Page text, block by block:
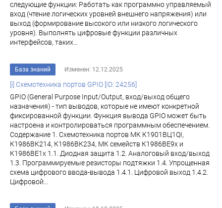
следующие функции: Работать как программно управляемый
вход (чтение логических уровней внешнего напряжения) или
выход (формирование высокого или низкого логического
уровня). Выполнять цифровые функции различных
интерфейсов, таких...
База знаний Изменен: 12.12.2025
[i] Схемотехника портов GPIO [ID: 24256]
GPIO (General Purpose Input/Output, вход/выход общего
назначения) - тип выводов, которые не имеют конкретной
фиксированной функции. Функция вывода GPIO может быть
настроена и контролироваться программным обеспечением.
Содержание 1. Схемотехника портов МК К1901ВЦ1QI,
К1986ВК214, К1986ВК234, МК семейств К1986ВЕ9x и
К1986ВЕ1x 1.1. Диодная защита 1.2. Аналоговый вход/выход
1.3. Программируемые резисторы подтяжки 1.4. Упрощенная
схема цифрового ввода-вывода 1.4.1. Цифровой выход 1.4.2.
Цифровой...